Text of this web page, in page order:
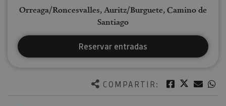
COMPARTIR: Facebook
Twitter
Orreaga/Roncesvalles, Auritz/Burguete, Camino de
Santiago
Reservar entradas